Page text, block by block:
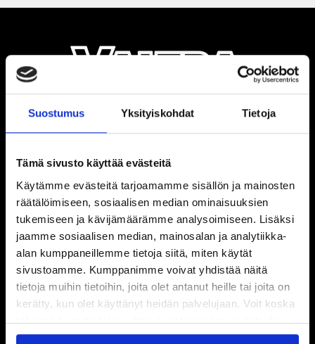
Suostumus Yksityiskohdat Tietoja
Tämä sivusto käyttää evästeitä
Käytämme evästeitä tarjoamamme sisällön ja mainosten
räätälöimiseen, sosiaalisen median ominaisuuksien
tukemiseen ja kävijämäärämme analysoimiseen. Lisäksi
jaamme sosiaalisen median, mainosalan ja analytiikka-
alan kumppaneillemme tietoja siitä, miten käytät
sivustoamme. Kumppanimme voivat yhdistää näitä
tietoja muihin tietoihin, joita olet antanut heille tai joita on
kerätty, kun olet käyttänyt heidän palvelujaan. Voit koska
tahansa kumota tai muuttaa suostumustasi evästeiden
käytöstäEvästeet-sivultamme.